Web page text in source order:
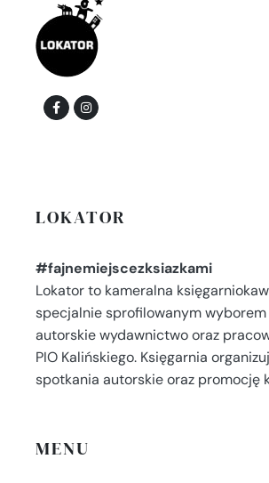
LOKATOR
#fajnemiejscezksiazkami
Lokator to kameralna
specjalnie sprofilowanym wyborem
autorskie wydawnictwo oraz
PIO Kalińskiego. Księgarnia
spotkania autorskie oraz promocję
MENU